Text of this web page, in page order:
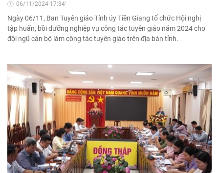
06/11/2024 17:34'
Ngày 06/11, Ban Tuyên giáo Tỉnh ủy Tiền Giang tổ chức Hội nghị
tập huấn, bồi dưỡng nghiệp vụ công tác tuyên giáo năm 2024 cho
đội ngũ cán bộ làm công tác tuyên giáo trên địa bàn tỉnh.